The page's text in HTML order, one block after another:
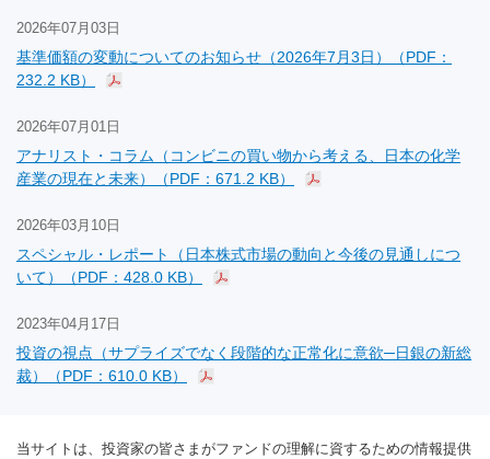
2026年07月03日
基準価額の変動についてのお知らせ（2026年7月3日）（PDF：
232.2 KB）
2026年07月01日
アナリスト・コラム（コンビニの買い物から考える、日本の化学
産業の現在と未来）（PDF：671.2 KB）
2026年03月10日
スペシャル・レポート（日本株式市場の動向と今後の見通しにつ
いて）（PDF：428.0 KB）
2023年04月17日
投資の視点（サプライズでなく段階的な正常化に意欲─日銀の新総
裁）（PDF：610.0 KB）
当サイトは、投資家の皆さまがファンドの理解に資するための情報提供